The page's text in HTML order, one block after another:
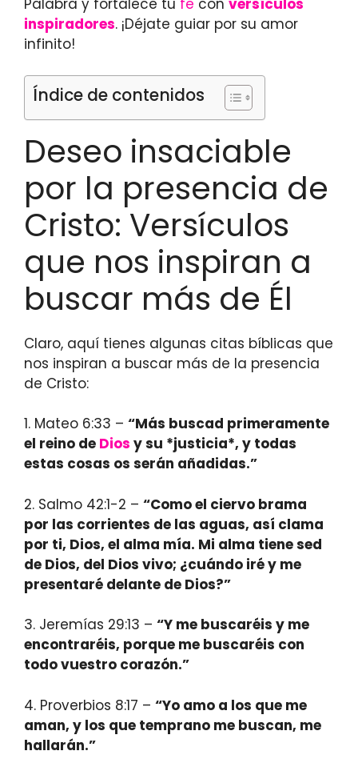
Palabra y fortalece tu fe con versículos
inspiradores. ¡Déjate guiar por su amor
infinito!
Índice de contenidos
Deseo insaciable
por la presencia de
Cristo: Versículos
que nos inspiran a
buscar más de Él
Claro, aquí tienes algunas citas bíblicas que
nos inspiran a buscar más de la presencia
de Cristo:
1. Mateo 6:33 – “Más buscad primeramente
el reino de Dios y su *justicia*, y todas
estas cosas os serán añadidas.”
2. Salmo 42:1-2 – “Como el ciervo brama
por las corrientes de las aguas, así clama
por ti, Dios, el alma mía. Mi alma tiene sed
de Dios, del Dios vivo; ¿cuándo iré y me
presentaré delante de Dios?”
3. Jeremías 29:13 – “Y me buscaréis y me
encontraréis, porque me buscaréis con
todo vuestro corazón.”
4. Proverbios 8:17 – “Yo amo a los que me
aman, y los que temprano me buscan, me
hallarán.”